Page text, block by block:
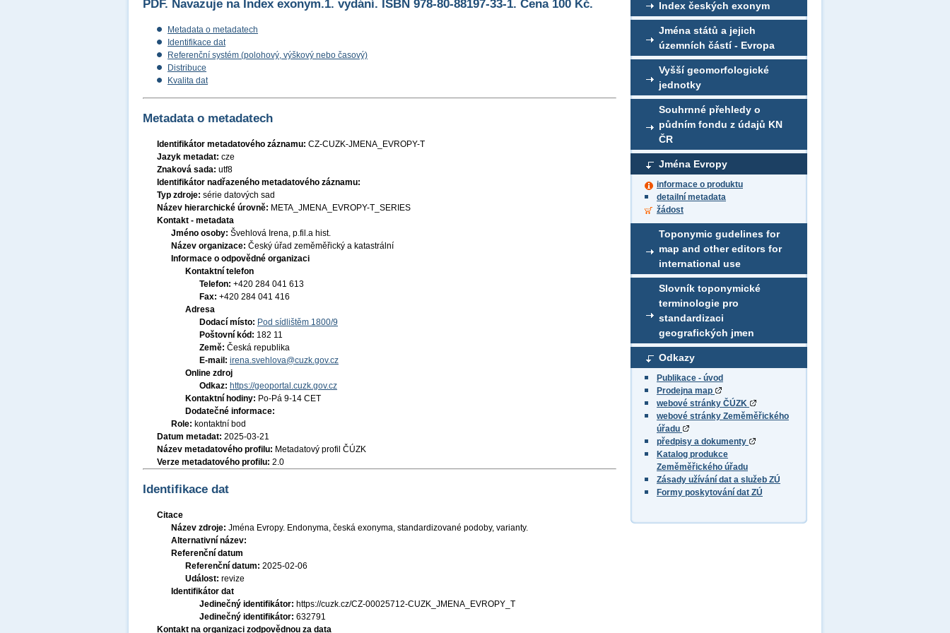
Index českých exonym
Jména států a jejich
územních částí - Evropa
Vyšší geomorfologické
jednotky
Souhrnné přehledy o
půdním fondu z údajů KN
ČR
Jména Evropy
informace o produktu
detailní metadata
žádost
Toponymic gudelines for
map and other editors for
international use
Slovník toponymické
terminologie pro
standardizaci
geografických jmen
Odkazy
Publikace - úvod
Prodejna map
webové stránky ČÚZK
webové stránky Zeměměřického
úřadu
předpisy a dokumenty
Katalog produkce
Zeměměřického úřadu
Zásady užívání dat a služeb ZÚ
Formy poskytování dat ZÚ
PDF. Navazuje na Index exonym.1. vydání. ISBN 978-80-88197-33-1. Cena 100 Kč.
Metadata o metadatech
Identifikace dat
Referenční systém (polohový, výškový nebo časový)
Distribuce
Kvalita dat
Metadata o metadatech
Identifikátor metadatového záznamu: CZ-CUZK-JMENA_EVROPY-T
Jazyk metadat: cze
Znaková sada: utf8
Identifikátor nadřazeného metadatového záznamu:
Typ zdroje: série datových sad
Název hierarchické úrovně: META_JMENA_EVROPY-T_SERIES
Kontakt - metadata
Jméno osoby: Švehlová Irena, p.fil.a hist.
Název organizace: Český úřad zeměměřický a katastrální
Informace o odpovědné organizaci
Kontaktní telefon
Telefon: +420 284 041 613
Fax: +420 284 041 416
Adresa
Dodací místo: Pod sídlištěm 1800/9
Poštovní kód: 182 11
Země: Česká republika
E-mail: irena.svehlova@cuzk.gov.cz
Online zdroj
Odkaz: https://geoportal.cuzk.gov.cz
Kontaktní hodiny: Po-Pá 9-14 CET
Dodatečné informace:
Role: kontaktní bod
Datum metadat: 2025-03-21
Název metadatového profilu: Metadatový profil ČÚZK
Verze metadatového profilu: 2.0
Identifikace dat
Citace
Název zdroje: Jména Evropy. Endonyma, česká exonyma, standardizované podoby, varianty.
Alternativní název:
Referenční datum
Referenční datum: 2025-02-06
Událost: revize
Identifikátor dat
Jedinečný identifikátor: https://cuzk.cz/CZ-00025712-CUZK_JMENA_EVROPY_T
Jedinečný identifikátor: 632791
Kontakt na organizaci zodpovědnou za data